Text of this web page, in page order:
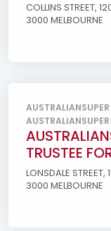
COLLINS STREET,
3000 MELBOURNE
AUSTRALIANSUPER
TRUSTEE
LONSDALE STREET,
3000 MELBOURNE